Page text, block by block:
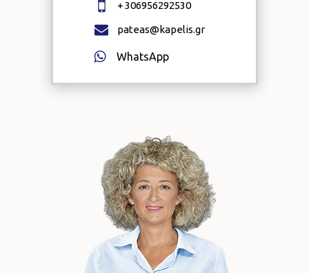
+306956292530
pateas@kapelis.gr
WhatsApp